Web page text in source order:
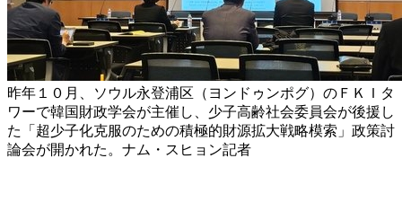
昨年１０月、ソウル永登浦区（ヨンドゥンポグ）のＦＫＩタ
ワーで韓国財政学会が主催し、少子高齢社会委員会が後援し
た「超少子化克服のための積極的財源拡大戦略模索」政策討
論会が開かれた。ナム・スヒョン記者